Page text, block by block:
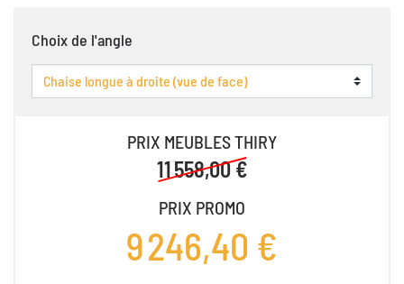
Choix de l'angle
PRIX MEUBLES THIRY
11 558,00 €
PRIX PROMO
9 246,40 €